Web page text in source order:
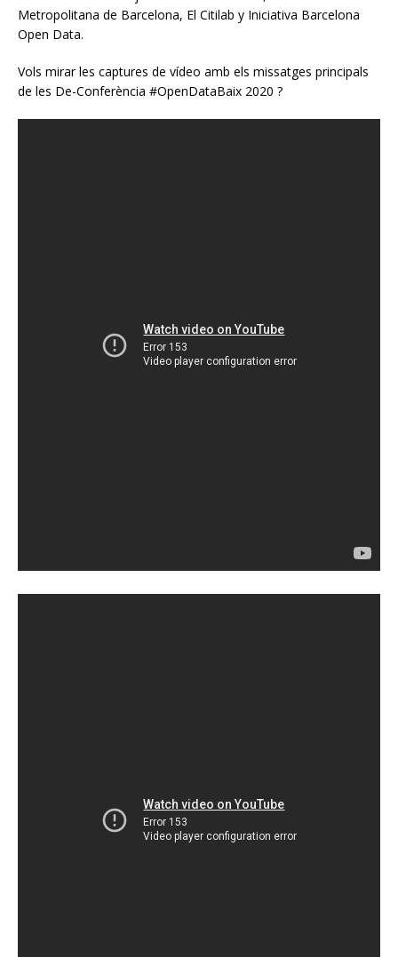
Metropolitana de Barcelona, El Citilab y Iniciativa Barcelona
Open Data.
Vols mirar les captures de vídeo amb els missatges principals
de les De-Conferència #OpenDataBaix 2020 ?